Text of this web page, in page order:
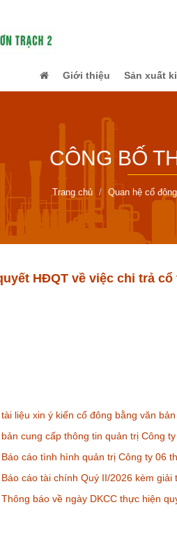
Giới thiệu Sản xuất
CÔNG BỐ
Trang chủ Quan hệ cổ đông
HĐQT về việc chi trả
liệu xin ý kiến cổ đông bằng văn
cung cấp thông tin quản trị Công
cáo tình hình quản trị Công ty 06
cáo tài chính Quý II/2026 kèm
báo về ngày DKCC thực hiện